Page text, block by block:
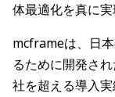
体最適化を真に実
mcframeは、日
るために開発さ
社を超える導入